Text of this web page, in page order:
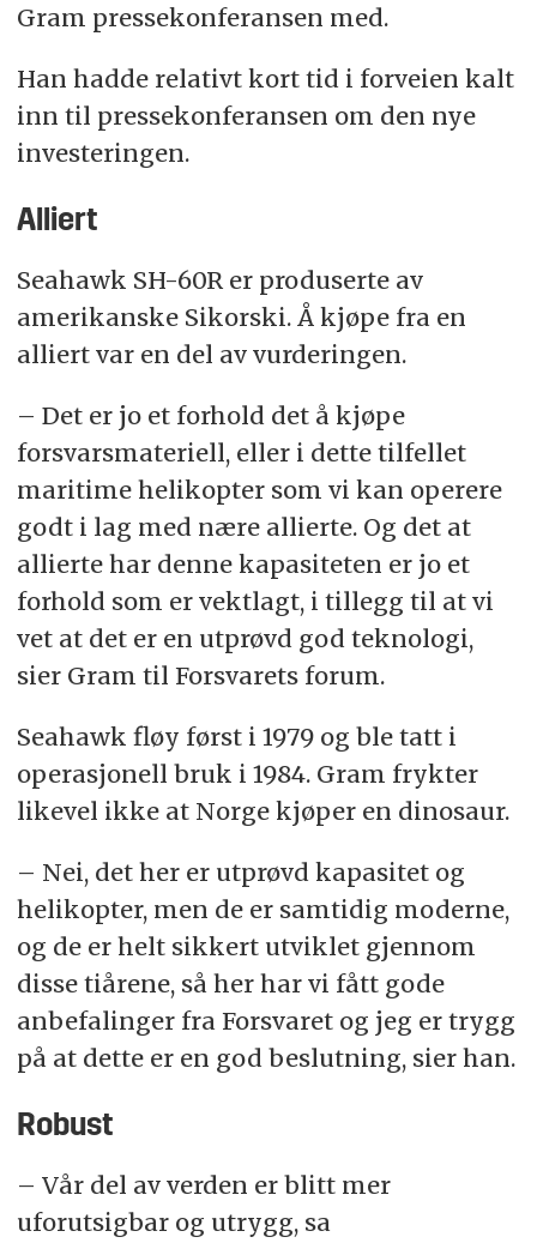
Gram pressekonferansen med.
Han hadde relativt kort tid i forveien kalt
inn til pressekonferansen om den nye
investeringen.
Alliert
Seahawk SH-60R er produserte av
amerikanske Sikorski. Å kjøpe fra en
alliert var en del av vurderingen.
– Det er jo et forhold det å kjøpe
forsvarsmateriell, eller i dette tilfellet
maritime helikopter som vi kan operere
godt i lag med nære allierte. Og det at
allierte har denne kapasiteten er jo et
forhold som er vektlagt, i tillegg til at vi
vet at det er en utprøvd god teknologi,
sier Gram til Forsvarets forum.
Seahawk fløy først i 1979 og ble tatt i
operasjonell bruk i 1984. Gram frykter
likevel ikke at Norge kjøper en dinosaur.
– Nei, det her er utprøvd kapasitet og
helikopter, men de er samtidig moderne,
og de er helt sikkert utviklet gjennom
disse tiårene, så her har vi fått gode
anbefalinger fra Forsvaret og jeg er trygg
på at dette er en god beslutning, sier han.
Robust
– Vår del av verden er blitt mer
uforutsigbar og utrygg, sa